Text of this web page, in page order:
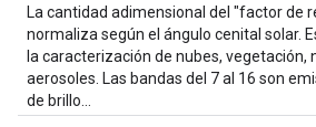
La cantidad adimensional del "factor de
normaliza según el ángulo cenital solar.
la caracterización de nubes, vegetación,
aerosoles. Las bandas del 7 al 16 son
de brillo…